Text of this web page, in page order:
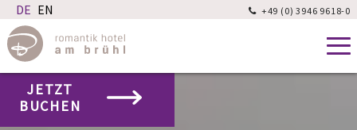
 +49 (0) 3946 9618-0
JETZT
BUCHEN